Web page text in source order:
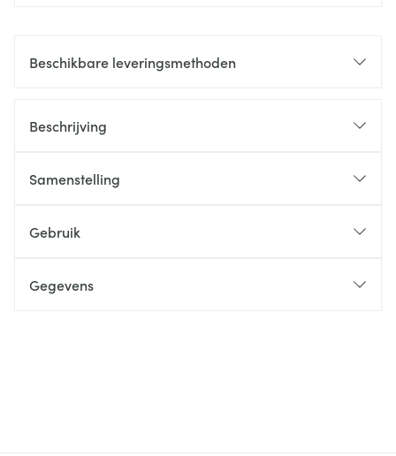
Beschikbare leveringsmethoden
Beschrijving
Samenstelling
Gebruik
Gegevens